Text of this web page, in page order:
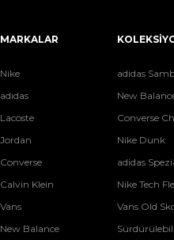
MARKALAR
Nike
adidas
Lacoste
Jordan
Converse
Calvin Klein
Vans
New Balance
adidas
New
Converse
Nike Dunk
adidas
Nike Tech
Vans Old